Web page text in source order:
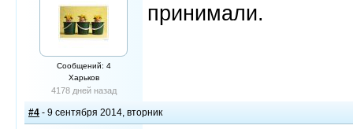
Сообщений: 4
Харьков
4178 дней назад
принимали.
#4 - 9 сентября 2014, вторник